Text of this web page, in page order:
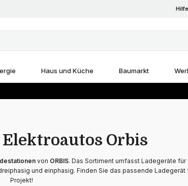
Hilfe
Haus und Küche Baumarkt
Orbis
von ORBIS. Das Sortiment umfasst Ladegeräte für
und einphasig. Finden Sie das passende Ladegerät
Projekt!